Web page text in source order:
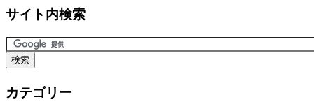
サイト内検索
カテゴリー